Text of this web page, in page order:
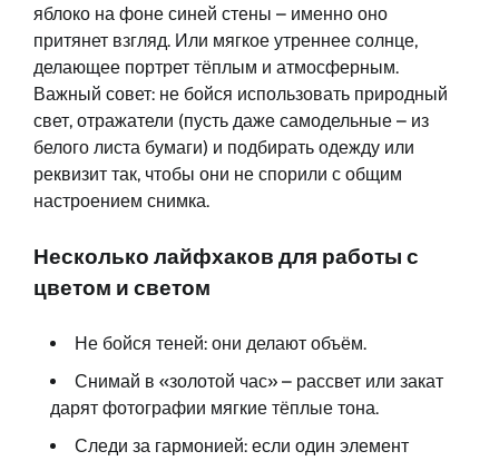
яблоко на фоне синей стены – именно оно
притянет взгляд. Или мягкое утреннее солнце,
делающее портрет тёплым и атмосферным.
Важный совет: не бойся использовать природный
свет, отражатели (пусть даже самодельные – из
белого листа бумаги) и подбирать одежду или
реквизит так, чтобы они не спорили с общим
настроением снимка.
Несколько лайфхаков для работы с
цветом и светом
Не бойся теней: они делают объём.
Снимай в «золотой час» – рассвет или закат
дарят фотографии мягкие тёплые тона.
Следи за гармонией: если один элемент